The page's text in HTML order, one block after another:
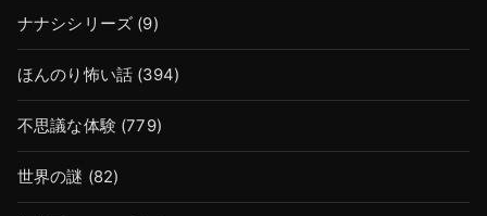
ナナシシリーズ (9)
ほんのり怖い話 (394)
不思議な体験 (779)
世界の謎 (82)